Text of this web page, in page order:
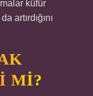
küfür
artırdığını
MI?